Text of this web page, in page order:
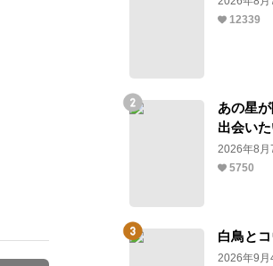
12339
あの星
出会いた
2026年8月
5750
白鳥と
2026年9月